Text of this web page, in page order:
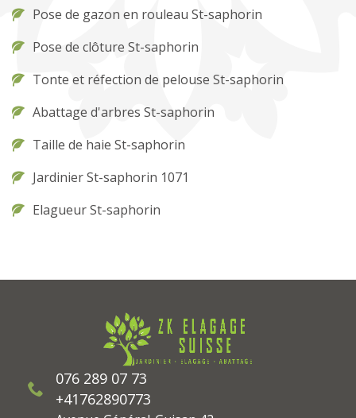
Pose de gazon en rouleau St-saphorin
Pose de clôture St-saphorin
Tonte et réfection de pelouse St-saphorin
Abattage d'arbres St-saphorin
Taille de haie St-saphorin
Jardinier St-saphorin 1071
Elagueur St-saphorin
076 289 07 73
+41762890773